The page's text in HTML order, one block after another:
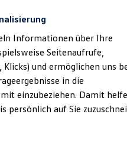
bei Volkswagen
& Rechtliches
Informationen über Ihre
Seitenaufrufe,
Klicks) und ermöglichen uns
in die
einzubeziehen. Damit
persönlich auf Sie